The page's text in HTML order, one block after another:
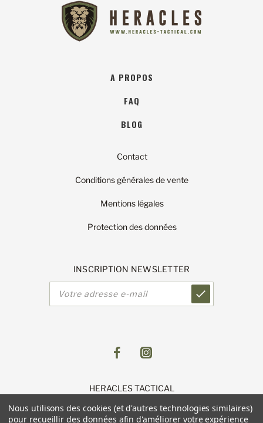
A PROPOS
FAQ
BLOG
Contact
Conditions générales de vente
Mentions légales
Protection des données
INSCRIPTION NEWSLETTER
HERACLES TACTICAL
11 Parc du Luetzelfeld
Nous utilisons des cookies (et d'autres technologies similaires)
pour recueillir des données afin d'améliorer votre expérience